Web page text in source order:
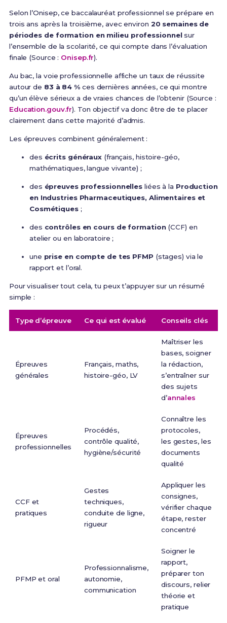
Selon l’Onisep, ce baccalauréat professionnel se prépare en
trois ans après la troisième, avec environ 20 semaines de
périodes de formation en milieu professionnelsur
l’ensemble de la scolarité, ce qui compte dans l’évaluation
finale (Source : Onisep.fr).
Au bac, la voie professionnelle affiche un taux de réussite
autour de 83 à 84 % ces dernières années, ce qui montre
qu’un élève sérieux a de vraies chances de l’obtenir (Source :
Education.gouv.fr). Ton objectif va donc être de te placer
clairement dans cette majorité d’admis.
Les épreuves combinent généralement :
des écrits généraux (français, histoire-géo,
mathématiques, langue vivante) ;
des épreuves professionnelles liées à la Production
en Industries Pharmaceutiques, Alimentaires et
Cosmétiques;
des contrôles en cours de formation(CCF) en
atelier ou en laboratoire ;
une prise en compte de tes PFMP (stages) via le
rapport et l’oral.
Pour visualiser tout cela, tu peux t’appuyer sur un résumé
simple :
Type d’épreuve Ce qui est évalué Conseils clés
Épreuves
générales
Français, maths,
histoire-géo, LV
Maîtriser les
bases, soigner
la rédaction,
s’entraîner sur
des sujets
d’annales
Épreuves
professionnelles
Procédés,
contrôle qualité,
hygiène/sécurité
Connaître les
protocoles,
les gestes, les
documents
qualité
CCF et
pratiques
Gestes
techniques,
conduite de ligne,
rigueur
Appliquer les
consignes,
vérifier chaque
étape, rester
concentré
PFMP et oral
Professionnalisme,
autonomie,
communication
Soigner le
rapport,
préparer ton
discours, relier
théorie et
pratique